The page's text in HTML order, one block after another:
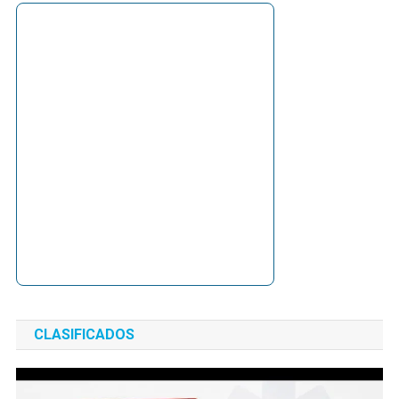
CLASIFICADOS